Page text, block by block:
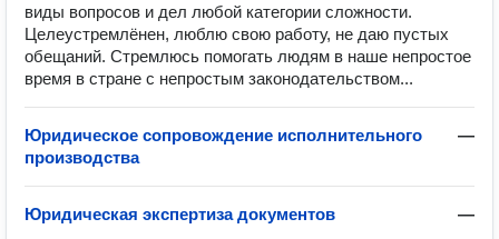
виды вопросов и дел любой категории сложности.
Целеустремлёнен, люблю свою работу, не даю пустых
обещаний. Стремлюсь помогать людям в наше непростое
время в стране с непростым законодательством...
Юридическое сопровождение исполнительного
производства
—
Юридическая экспертиза документов —